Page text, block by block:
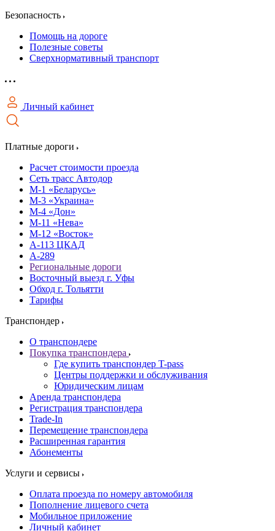
Безопасность
Помощь на дороге
Полезные советы
Сверхнормативный транспорт
Личный кабинет
Платные дороги
Расчет стоимости проезда
Сеть трасс Автодор
М-1 «Беларусь»
М-3 «Украина»
М-4 «Дон»
М-11 «Нева»
М-12 «Восток»
А-113 ЦКАД
А-289
Региональные дороги
Восточный выезд г. Уфы
Обход г. Тольятти
Тарифы
Транспондер
О транспондере
Покупка транспондера
Где купить транспондер T-pass
Центры поддержки и обслуживания
Юридическим лицам
Аренда транспондера
Регистрация транспондера
Trade-In
Перемещение транспондера
Расширенная гарантия
Абонементы
Услуги и сервисы
Оплата проезда по номеру автомобиля
Пополнение лицевого счета
Мобильное приложение
Личный кабинет